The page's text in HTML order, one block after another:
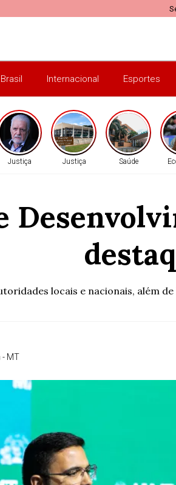
Brasil Internacional Esportes
Justiça Justiça Saúde
locais e nacionais, além
- MT